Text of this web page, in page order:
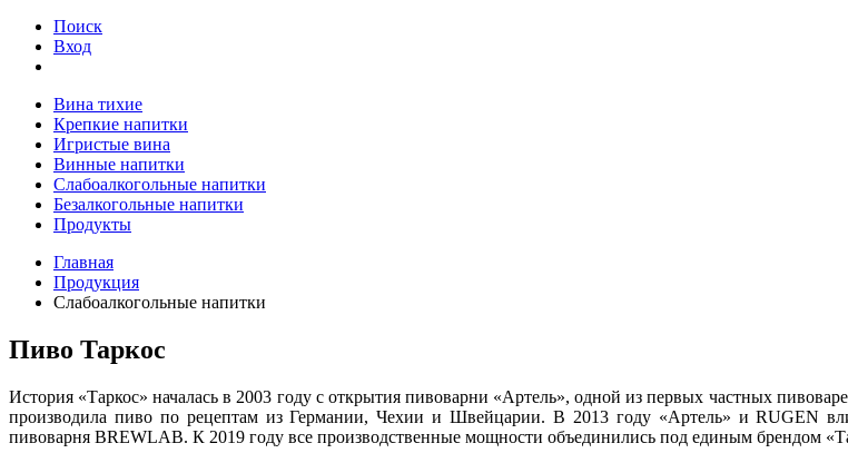
Поиск
Вход
Вина тихие
Крепкие напитки
Игристые вина
Винные напитки
Слабоалкогольные напитки
Безалкогольные напитки
Продукты
Главная
Продукция
Слабоалкогольные напитки
Пиво Таркос
История «Таркос» началась в 2003 году с открытия пивоварни «Артель», одной из первых частных
производила пиво по рецептам из Германии, Чехии и Швейцарии. В 2013 году «Артель» и RUGEN
пивоварня BREWLAB. К 2019 году все производственные мощности объединились под единым брендом